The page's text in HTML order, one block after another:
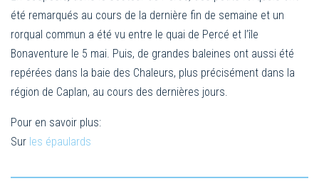
été remarqués au cours de la dernière fin de semaine et un
rorqual commun a été vu entre le quai de Percé et l’île
Bonaventure le 5 mai. Puis, de grandes baleines ont aussi été
repérées dans la baie des Chaleurs, plus précisément dans la
région de Caplan, au cours des dernières jours.
Pour en savoir plus:
Sur les épaulards